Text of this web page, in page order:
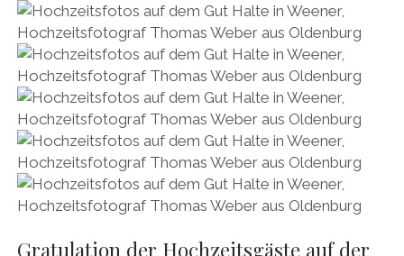
Gratulation der Hochzeitsgäste auf der